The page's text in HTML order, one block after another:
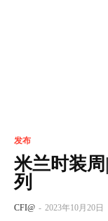
发布
米兰时装
列
CFI@ - 2023年10月20日